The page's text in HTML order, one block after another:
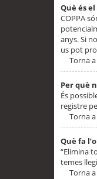
Què és el
COPPA
anys. Si
us pot
Torna a
Per què
És
registre
Torna a
Què fa
“Elimina
temes
Torna a